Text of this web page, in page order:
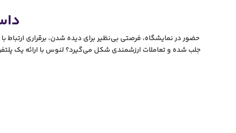
حضور در نمایشگاه، فرصتی بی‌نظیر برای دیده شدن، برقراری ارتباط
جلب شده و تعاملات ارزشمندی شکل می‌گیرد؟ لنوس با ارائه یک